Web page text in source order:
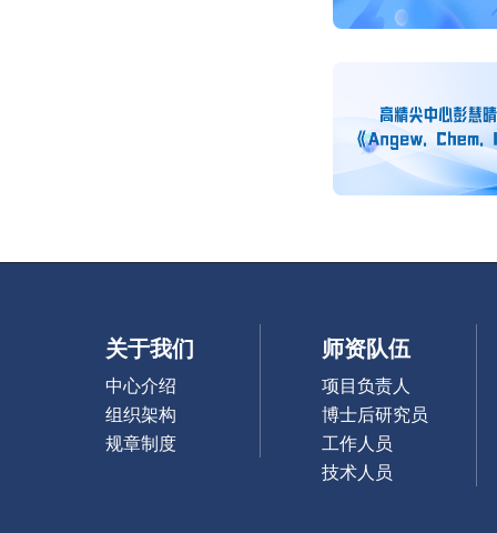
关于我们
中心介绍
组织架构
规章制度
师资队伍
项目负责人
博士后研究员
工作人员
技术人员